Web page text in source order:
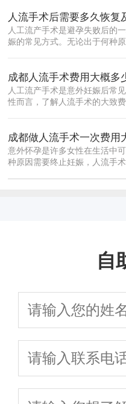
人流手术后需要多久恢
人工流产手术是避孕失败后的
娠的常见方式。无论出于何种
成都人流手术费用大概多
人工流产手术是意外妊娠后常
性而言，了解人流手术的大致
成都做人流手术一次费用
意外怀孕是许多女性在生活中
种原因需要终止妊娠，人流手
自